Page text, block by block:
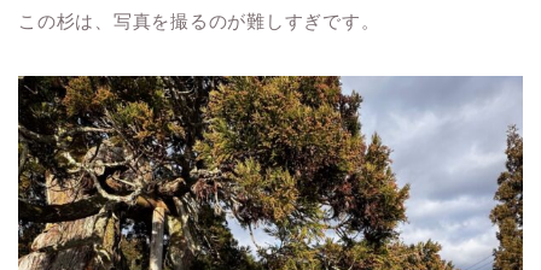
この杉は、写真を撮るのが難しすぎです。